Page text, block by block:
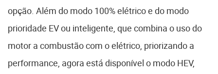
opção. Além do modo 100% elétrico e do modo
prioridade EV ou inteligente, que combina o uso do
motor a combustão com o elétrico, priorizando a
performance, agora está disponível o modo HEV,